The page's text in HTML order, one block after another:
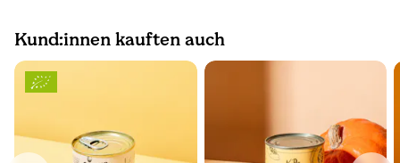
Kund:innen kauften auch